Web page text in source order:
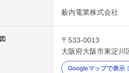
薮内電業株式会社
〒533-0013
大阪府大阪市東淀川
Googleマップで表示